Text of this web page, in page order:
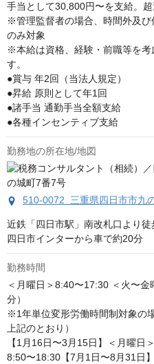
手当として30,800円〜を支給。超
※管理監督者の場合、時間外及
のみ対象
※本給は資格、経験・前職等を考
す。
●賞与 年2回（当法人規定）
●昇給 原則として年1回
●諸手当 通勤手当全額支給
●各種インセンティブ支給
勤務地の所在地/地図
510-0072 三重県四日市市九
近鉄「四日市駅」南改札口より徒
四日市インターから車で約20分
勤務時間
＜月曜日＞8:40〜17:30 ＜火〜
分）
※1年単位変形労働時間制対象の
上記のとおり）
【1月16日〜3月15日】＜月曜日
8:50〜18:30【7月1日〜8月31日